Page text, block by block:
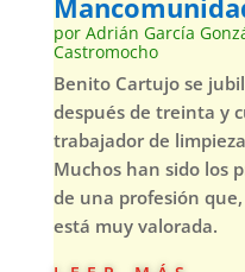
por Adrián García
Castromocho
Benito Cartujo se
después de treinta y
trabajador de
Muchos han sido los
de una profesión
está muy valorada.